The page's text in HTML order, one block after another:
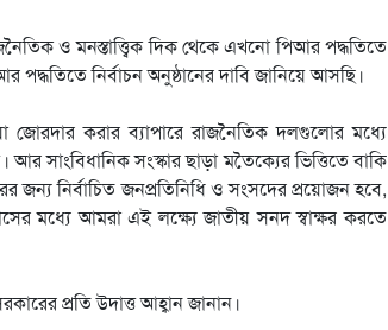
ও মনস্তাত্ত্বিক দিক থেকে এখনো পিআর পদ্ধতিতে
নির্বাচন অনুষ্ঠানের দাবি জানিয়ে আসছি।
জোরদার করার ব্যাপারে রাজনৈতিক দলগুলোর মধ্যে
সাংবিধানিক সংস্কার ছাড়া মতৈক্যের ভিত্তিতে বাকি
জন্য নির্বাচিত জনপ্রতিনিধি ও সংসদের প্রয়োজন হবে,
মধ্যে আমরা এই লক্ষ্যে জাতীয় সনদ স্বাক্ষর করতে
প্রতি উদাত্ত আহ্বান জানান।